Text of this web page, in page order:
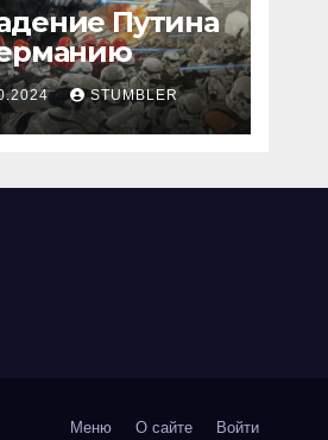
Путина
STUMBLER
Меню О сайте Войти